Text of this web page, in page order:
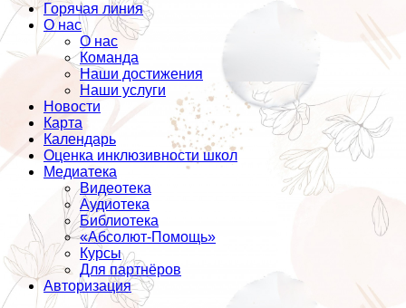
Горячая линия
О нас
О нас
Команда
Наши достижения
Наши услуги
Новости
Карта
Календарь
Оценка инклюзивности школ
Медиатека
Видеотека
Аудиотека
Библиотека
«Абсолют-Помощь»
Курсы
Для партнёров
Авторизация